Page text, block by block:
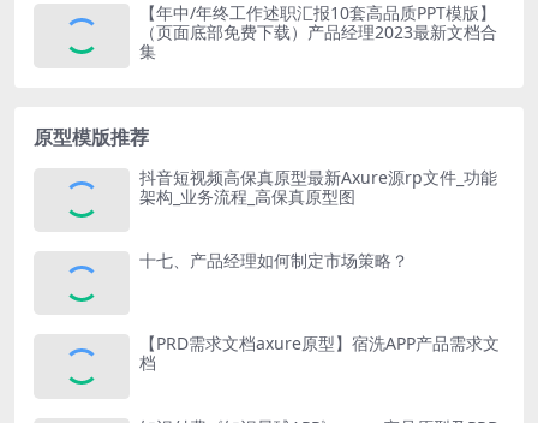
【年中/年终工作述职汇报10套高品质PPT模版】
（页面底部免费下载）产品经理2023最新文档合
集
原型模版推荐
抖音短视频高保真原型最新Axure源rp文件_功能
架构_业务流程_高保真原型图
十七、产品经理如何制定市场策略？
【PRD需求文档axure原型】宿洗APP产品需求文
档